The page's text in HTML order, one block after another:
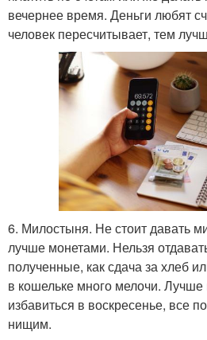
вечернее время. Деньги любят
человек пересчитывает, тем
6. Милостыня. Не стоит давать
лучше монетами. Нельзя
полученные, как сдача за хлеб
в кошельке много мелочи. Лучше
избавиться в воскресенье, все
нищим.